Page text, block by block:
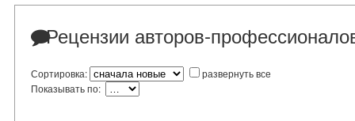
Рецензии авторов-
Сортировка:
развернуть все
Показывать по: